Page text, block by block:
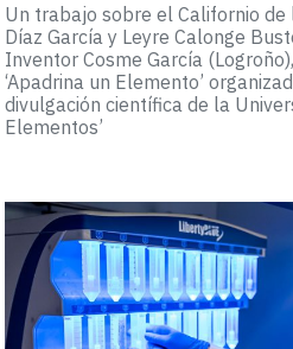
Un trabajo sobre el Californio
Díaz García y Leyre Calonge
Inventor Cosme García
‘Apadrina un Elemento’
divulgación científica de la
Elementos’